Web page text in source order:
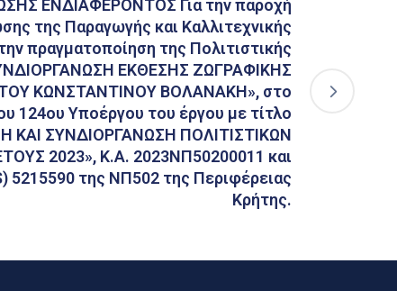
ΕΝΔΙΑΦΕΡΟΝΤΟΣ Για την παροχή
της Παραγωγής και Καλλιτεχνικής
πραγματοποίηση της Πολιτιστικής
ΕΚΘΕΣΗΣ ΖΩΓΡΑΦΙΚΗΣ
ΚΩΝΣΤΑΝΤΙΝΟΥ ΒΟΛΑΝΑΚΗ», στο
124ου Υποέργου του έργου με τίτλο
ΚΑΙ ΣΥΝΔΙΟΡΓΑΝΩΣΗ ΠΟΛΙΤΙΣΤΙΚΩΝ
2023», Κ.Α. 2023ΝΠ50200011 και
5215590 της ΝΠ502 της Περιφέρειας
Κρήτης.